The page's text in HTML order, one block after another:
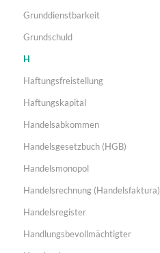
Grunddienstbarkeit
Grundschuld
H
Haftungsfreistellung
Haftungskapital
Handelsabkommen
Handelsgesetzbuch (HGB)
Handelsmonopol
Handelsrechnung (Handelsfaktura)
Handelsregister
Handlungsbevollmächtigter